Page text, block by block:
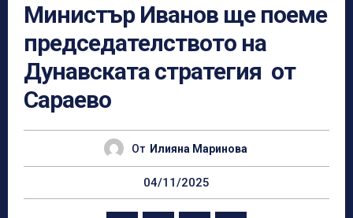
Министър Иванов ще поеме
председателството на
Дунавската стратегия от
Сараево
От Илияна Маринова
04/11/2025